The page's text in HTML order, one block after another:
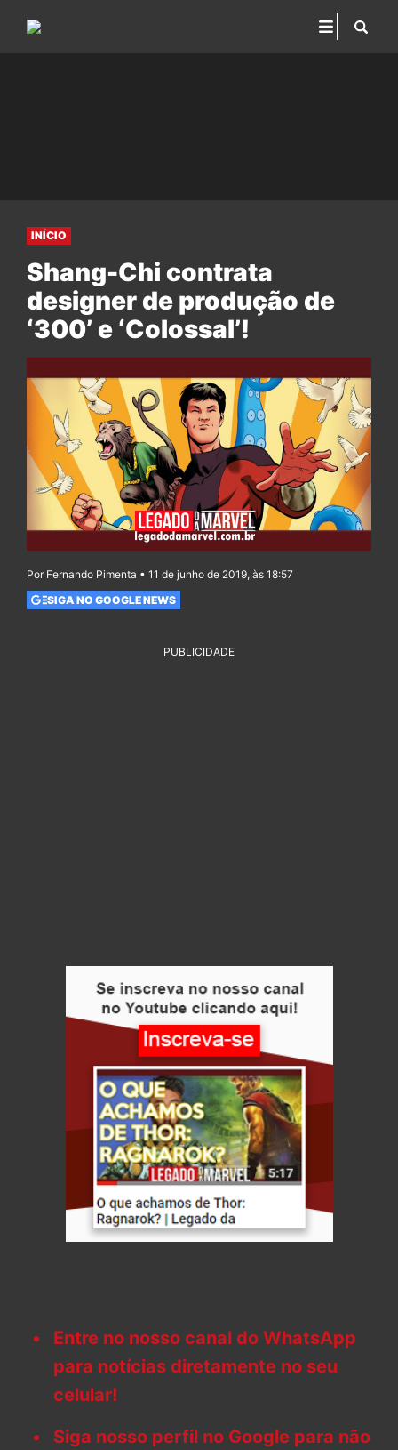
INÍCIO
Shang-Chi contrata
designer de produção de
‘300’ e ‘Colossal’!
Por Fernando Pimenta • 11 de junho de 2019, às 18:57
SIGA NO GOOGLE NEWS
PUBLICIDADE
Entre no nosso canal do WhatsApp
para notícias diretamente no seu
celular!
Siga nosso perfil no Google para não